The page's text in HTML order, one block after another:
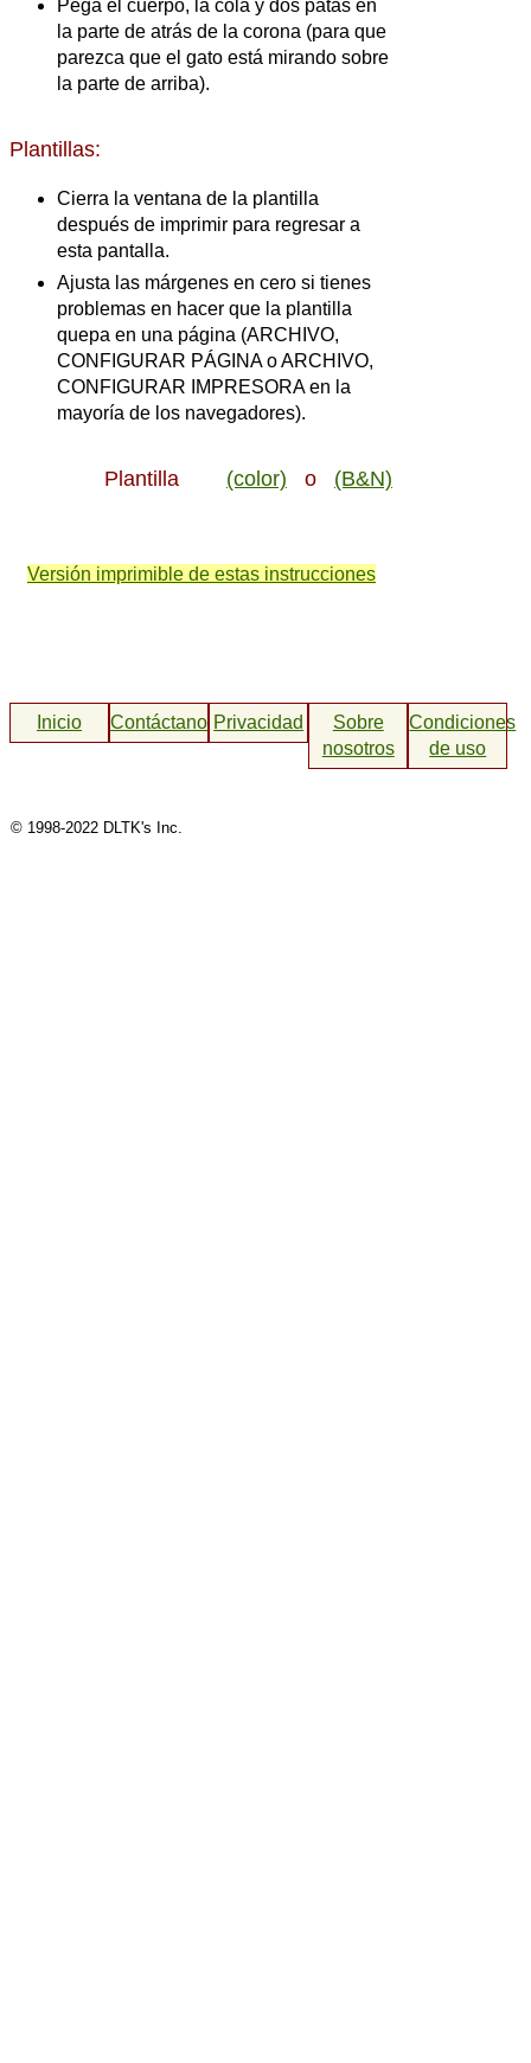
Pega el cuerpo, la cola y dos patas en
la parte de atrás de la corona (para que
parezca que el gato está mirando sobre
la parte de arriba).
Plantillas:
Cierra la ventana de la plantilla
después de imprimir para regresar a
esta pantalla.
Ajusta las márgenes en cero si tienes
problemas en hacer que la plantilla
quepa en una página (ARCHIVO,
CONFIGURAR PÁGINA o ARCHIVO,
CONFIGURAR IMPRESORA en la
mayoría de los navegadores).
Plantilla (color) o (B&N)
Versión imprimible de estas instrucciones
Inicio ContáctanosPrivacidad
Sobre
nosotros
Condiciones
de uso
© 1998-2022 DLTK's Inc.